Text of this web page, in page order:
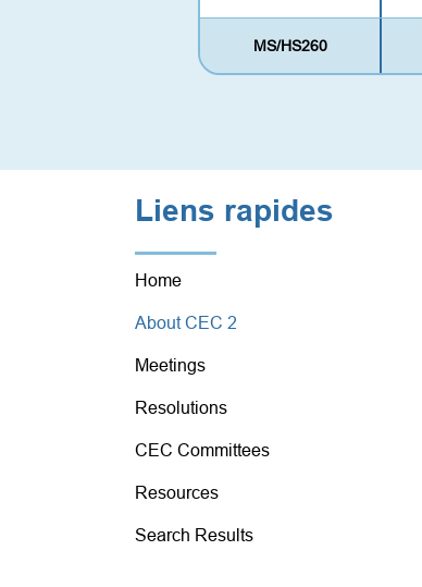
MS/HS260
Liens rapides
Home
About CEC 2
Meetings
Resolutions
CEC Committees
Resources
Search Results